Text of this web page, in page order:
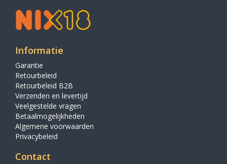
Informatie
Garantie
Retourbeleid
Retourbeleid B2B
Verzenden en levertijd
Veelgestelde vragen
Betaalmogelijkheden
Algemene voorwaarden
Privacybeleid
Contact